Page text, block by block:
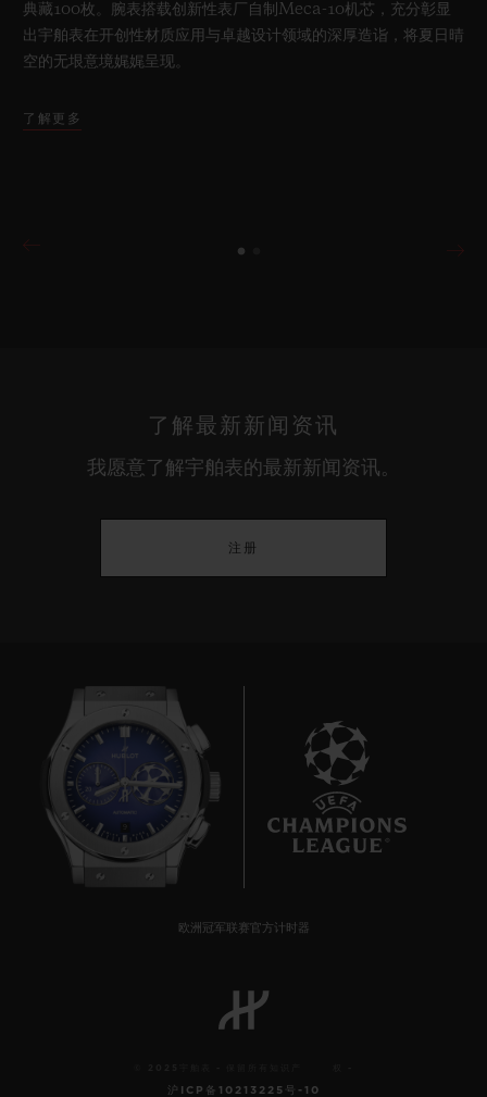
BIG BANG系列
一键式王金白色镶钻腕表 33
EUR 28,200 •
典藏100枚。腕表搭载创新性表厂自制Meca-10机芯，充分彰显
出宇舶表在开创性材质应用与卓越设计领域的深厚造诣，将夏日晴
空的无垠意境娓娓呈现。
了解更多
了解最新新闻资讯
我愿意了解宇舶表的最新新闻资讯。
注册
欧洲冠军联赛官方计时器
沪ICP备10213225号-10